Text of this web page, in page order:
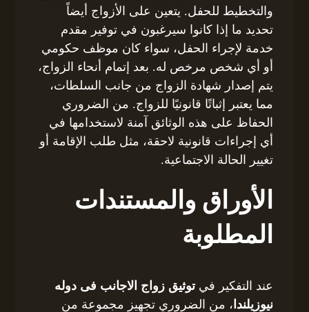
والتخطيط للحفل. يتعين على الأزواج أيضاً
تحديد ما إذا كانوا سيرغبون في توفير مقدم
خدمة لإجراء الحفل، سواء كان موظف حكومي
أو أي شخص مرخص له. بعد إتمام أنحاء الزواج،
يتم إصدار شهادة الزواج من جانب السلطات،
مما يعتبر إثباتًا قانونيًا للزواج. من الضروري
الحفاظ على هذه الوثائق آمنة لاستخدامها في
أي إجراءات قانونية لاحقة، مثل طلب الإقامة أو
تغيير الحالة الاجتماعية.
الأوراق والمستندات
المطلوبة
عند التفكير فيتوثيق زواج الاجانب فى دوله
نيوزيلندا ، من الضروري تجهيز مجموعة من